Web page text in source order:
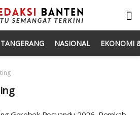
TANGERANG NASIONAL EKONOMI